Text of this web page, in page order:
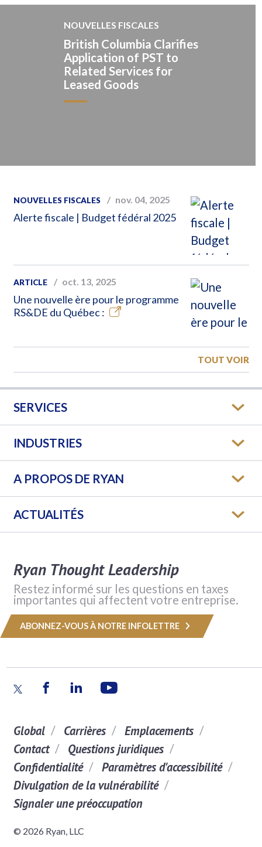
NOUVELLES FISCALES nov. 04, 2025
Alerte fiscale | Budget fédéral 2025
ARTICLE oct. 13, 2025
Une nouvelle ère pour le programme
RS&DE du Québec :
TOUT VOIR
NOUVELLES FISCALES
British Columbia Clarifies
Application of PST to
Related Services for
Leased Goods
SERVICES
INDUSTRIES
A PROPOS DE RYAN
ACTUALITÉS
Ryan Thought Leadership
Restez informé sur les questions en taxes
importantes qui affectent votre entreprise.
ABONNEZ-VOUS À NOTRE INFOLETTRE
Global Carrières
Emplacements
Contact
Questions juridiques
Confidentialité
Paramètres d'accessibilité
Divulgation de la vulnérabilité
Signaler une préoccupation
© 2026 Ryan, LLC